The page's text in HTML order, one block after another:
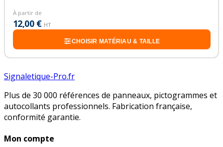
À partir de
12,00 € HT
CHOISIR MATÉRIAU & TAILLE
Signaletique-Pro.fr
Plus de 30 000 références de panneaux, pictogrammes et
autocollants professionnels. Fabrication française,
conformité garantie.
Mon compte